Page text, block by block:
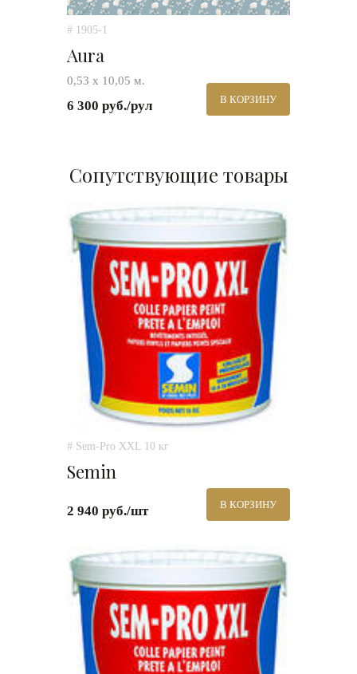
# 1905-1
Aura
0,53 х 10,05 м.
6 300 руб./рул В КОРЗИНУ
Сопутствующие товары
# Sem-Pro XXL 10 кг
Semin
2 940 руб./шт В КОРЗИНУ